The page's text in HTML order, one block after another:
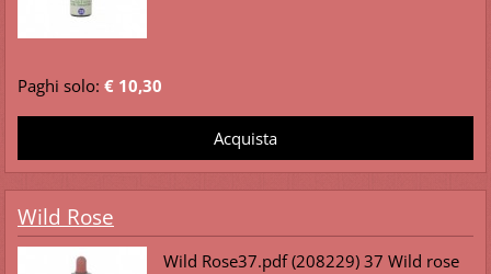
Paghi solo: € 10,30
Wild Rose
Wild Rose37.pdf (208229) 37 Wild rose